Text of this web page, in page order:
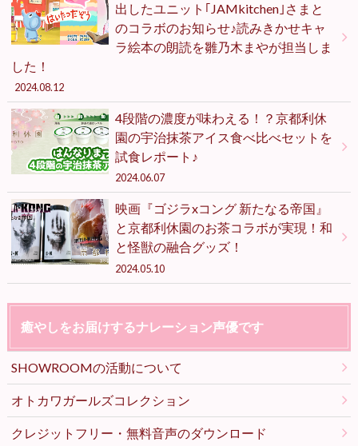
出したユニット｢JAMkitchen｣さまと
のコラボのお知らせ♪読みきかせキャ
ラ絵本の朗読を雛乃木まやが担当しま
した！
2024.08.12
4段階の濃度が味わえる！？京都利休
園の宇治抹茶アイス食べ比べセットを
試食レポート♪
2024.06.07
映画『ゴジラxコング 新たなる帝国』
と京都利休園のお茶コラボが実現！和
と怪獣の融合グッズ！
2024.05.10
癒やしをお届けするナレーション声優です
SHOWROOMの活動について
オトカワガールズコレクション
クレジットフリー・無料音声のダウンロード